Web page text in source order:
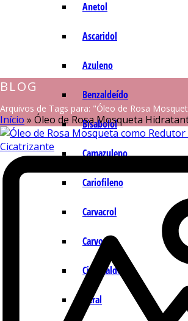
Anetol
Ascaridol
Azuleno
Benzaldeído
Bisabolol
Camazuleno
Cariofileno
Carvacrol
Carvona
Cinamaldeído
Citral
BLOG
Arquivos de Tags para: "Óleo de Rosa
Início » Óleo de Rosa Mosqueta